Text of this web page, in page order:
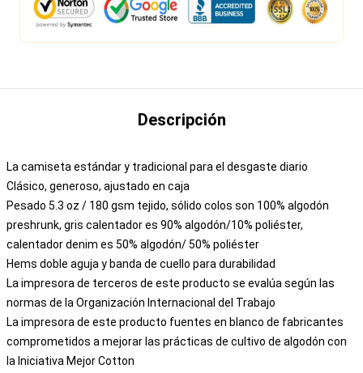
Descripción
La camiseta estándar y tradicional para el desgaste diario
Clásico, generoso, ajustado en caja
Pesado 5.3 oz / 180 gsm tejido, sólido colos son 100% algodón
preshrunk, gris calentador es 90% algodón/10% poliéster,
calentador denim es 50% algodón/ 50% poliéster
Hems doble aguja y banda de cuello para durabilidad
La impresora de terceros de este producto se evalúa según las
normas de la Organización Internacional del Trabajo
La impresora de este producto fuentes en blanco de fabricantes
comprometidos a mejorar las prácticas de cultivo de algodón con
la Iniciativa Mejor Cotton